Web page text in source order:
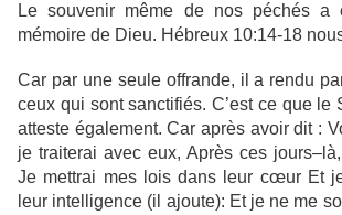
Le souvenir même de nos péchés a
mémoire de Dieu. Hébreux 10:14-18
Car par une seule offrande, il a rendu
ceux qui sont sanctifiés. C’est ce que le
atteste également. Car après avoir dit :
je traiterai avec eux, Après ces
Je mettrai mes lois dans leur cœur Et
leur intelligence (il ajoute): Et je ne me